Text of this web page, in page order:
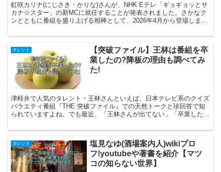
虹咲カリナ(にじさき・かりな)さんが、NHK Eテレ「ギョギョッとサ
カナ☆スター」の新MCに就任することが発表されました。さかなク
ンとともに番組を盛り上げる相棒として、2026年4月から登場しま
タレント
【突破ファイル】王林は番組を卒
業したの?降板の理由も調べてみ
た!
津軽弁で人気のタレント・王林さんといえば、日本テレビ系のクイズ
バラエティ番組『THE 突破ファイル』での天然トークと珍回答で知
られていますよね。でも最近、「王林さんが出てない」「卒業した
タレント
塩見なゆ(酒場案内人)wikiプロ
フ!youtubeや著書を紹介【マツ
コの知らない世界】